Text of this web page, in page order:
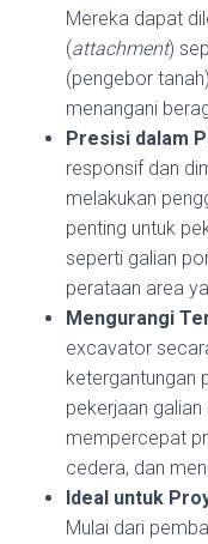
Mereka dapat
(attachment)
(pengebor
menangani
Presisi dalam
responsif dan
melakukan
penting untuk
seperti galian
perataan area
Mengurangi
excavator
ketergantungan
pekerjaan
mempercepat
cedera, dan
Ideal untuk
Mulai dari